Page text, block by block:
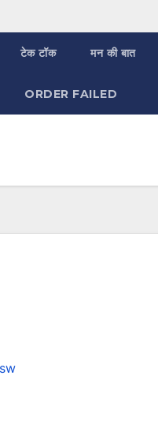
टेक टॉक मन की बात
ORDER FAILED